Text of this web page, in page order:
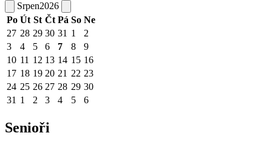
Srpen2026
Po Út St Čt Pá So Ne
27 28 29 30 31 1
2
3
4 5 6 7 8
9
10 11 12 13 14 15 16
17 18 19 20 21 22 23
24 25 26 27 28 29 30
31 1 2 3 4 5 6
Senioři